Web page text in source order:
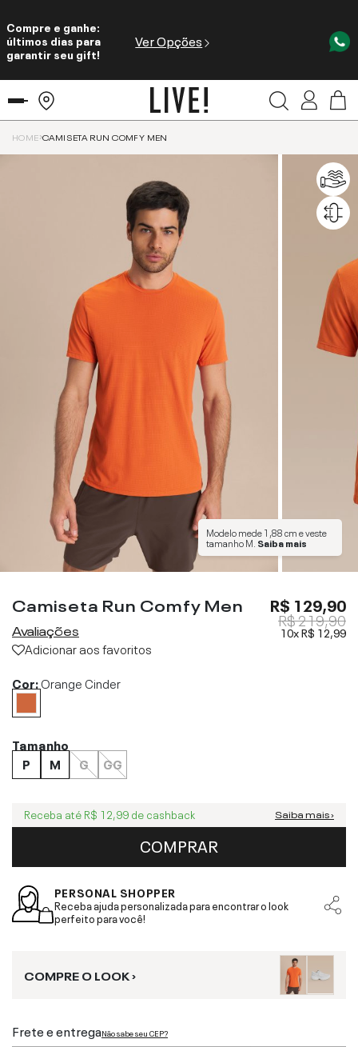
Compre e ganhe:
últimos dias para
garantir seu gift!
Ver Opções
HOME CAMISETA RUN COMFY MEN
Modelo mede1,88 cme veste
tamanhoM Saiba mais
Camiseta Run Comfy Men
Avaliações
Adicionar aos favoritos
R$ 129,90
R$ 219,90
10xR$ 12,99
Cor:Orange Cinder
Tamanho
P
M G GG
Receba até R$ 12,99 de cashback Saiba mais ›
COMPRAR
PERSONAL SHOPPER
Receba ajuda personalizada para encontrar o look
perfeito para você!
COMPRE O LOOK ›
Frete e entregaNão sabe seu CEP?